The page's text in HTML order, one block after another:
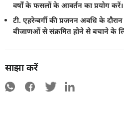
वर्षों के फसलों के आवर्तन का प्रयोग करें।
टी. एहरेन्बर्गी की प्रजनन अवधि के
बीजाणओं से संक्रमित होने से बचाने के
साझा करें